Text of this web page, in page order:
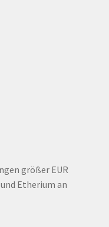
größer EUR
Etherium an